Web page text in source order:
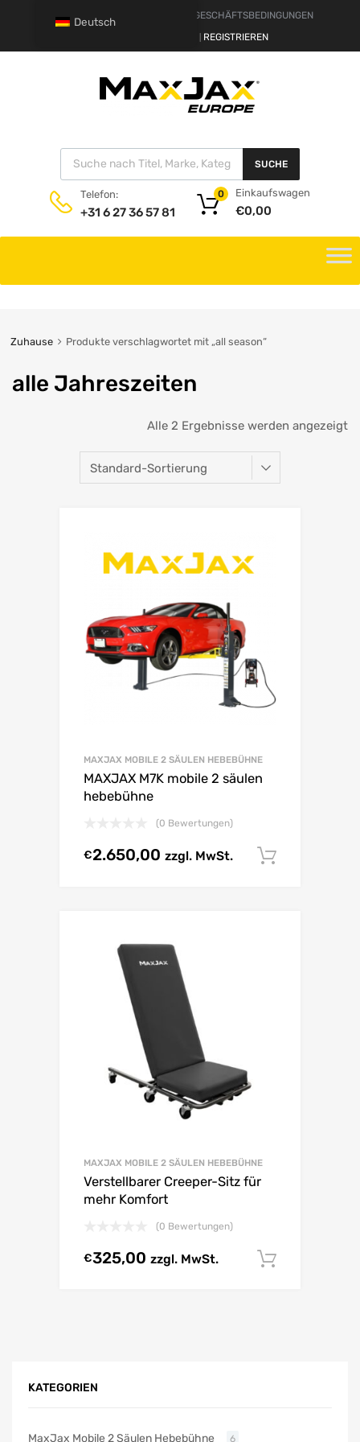
HAFTUNGSAUSSCHLUSS
GESCHÄFTSBEDINGUNGEN
REGISTRIEREN
SUCHE
Telefon:
+31 6 27 36 57 81
Einkaufswagen
€0,00
0
Zuhause Produkte verschlagwortet mit „all season“
alle Jahreszeiten
Alle 2 Ergebnisse werden angezeigt
MAXJAX MOBILE 2 SÄULEN HEBEBÜHNE
MAXJAX M7K mobile 2 säulen
hebebühne
(0 Bewertungen)
€2.650,00 zzgl. MwSt.
MAXJAX MOBILE 2 SÄULEN HEBEBÜHNE
Verstellbarer Creeper-Sitz für
mehr Komfort
(0 Bewertungen)
€325,00 zzgl. MwSt.
KATEGORIEN
MaxJax Mobile 2 Säulen Hebebühne 6
Deutsch